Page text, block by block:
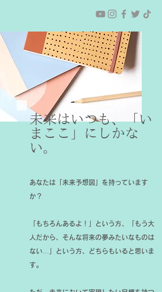
未来はいつも、「い
まここ」にしかな
い。
あなたは「未来予想図」を持っています
か？
「もちろんあるよ！」という方、「もう大
人だから、そんな将来の夢みたいなものは
ない…」という方、どちらもいると思いま
す。